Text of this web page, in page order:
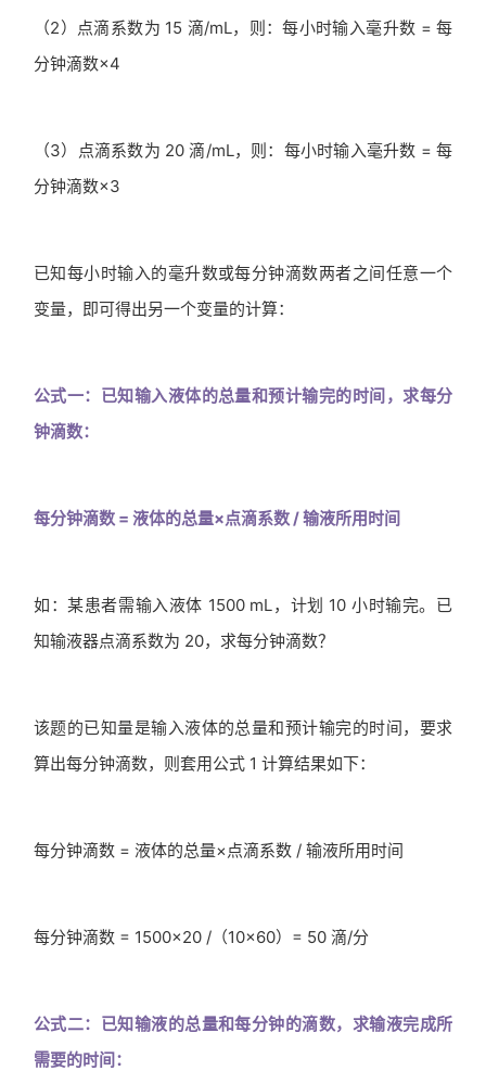
（2）点滴系数为 15 滴/mL，则：每小时输入毫升数 = 每
分钟滴数×4
（3）点滴系数为 20 滴/mL，则：每小时输入毫升数 = 每
分钟滴数×3
已知每小时输入的毫升数或每分钟滴数两者之间任意一个
变量，即可得出另一个变量的计算：
公式一：已知输入液体的总量和预计输完的时间，求每分
钟滴数：
每分钟滴数 = 液体的总量×点滴系数 / 输液所用时间
如：某患者需输入液体 1500 mL，计划 10 小时输完。已
知输液器点滴系数为 20，求每分钟滴数？
该题的已知量是输入液体的总量和预计输完的时间，要求
算出每分钟滴数，则套用公式 1 计算结果如下：
每分钟滴数 = 液体的总量×点滴系数 / 输液所用时间
每分钟滴数 = 1500×20 /（10×60）= 50 滴/分
公式二：已知输液的总量和每分钟的滴数，求输液完成所
需要的时间：